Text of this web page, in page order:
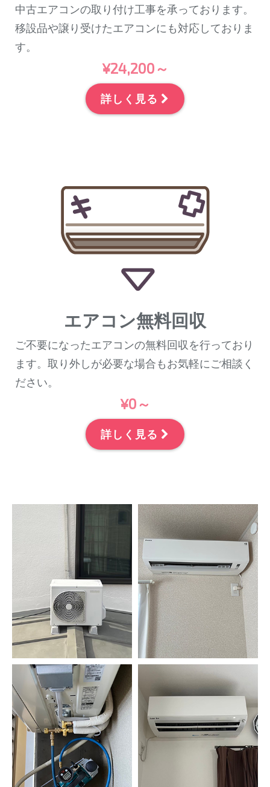
中古エアコンの取り付け工事を承っております。
移設品や譲り受けたエアコンにも対応しておりま
す。
¥24,200～
詳しく見る
エアコン無料回収
ご不要になったエアコンの無料回収を行っており
ます。取り外しが必要な場合もお気軽にご相談く
ださい。
¥0～
詳しく見る